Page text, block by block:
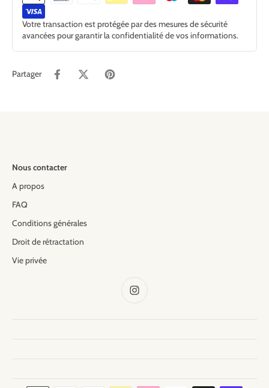
Votre transaction est protégée par des mesures de sécurité
avancées pour garantir la confidentialité de vos informations.
Partager
Nous contacter
A propos
FAQ
Conditions générales
Droit de rétractation
Vie privée